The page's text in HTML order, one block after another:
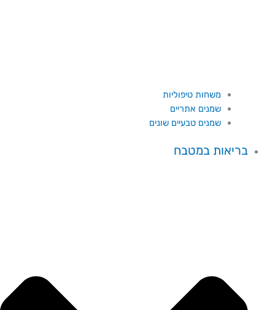
משחות טיפוליות
שמנים אתריים
שמנים טבעיים שונים
בריאות במטבח